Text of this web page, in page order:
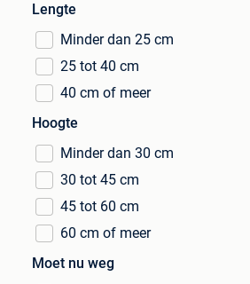
Lengte
Minder dan 25 cm
25 tot 40 cm
40 cm of meer
Hoogte
Minder dan 30 cm
30 tot 45 cm
45 tot 60 cm
60 cm of meer
Moet nu weg